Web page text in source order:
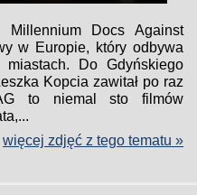
Docs Against
w Europie, który odbywa
Do Gdyńskiego
Kopcia zawitał po raz
to niemal sto filmów
więcej zdjęć z tego tematu »